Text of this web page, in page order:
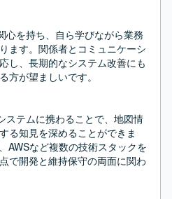
心を持ち、自ら学びながら業務
ます。関係者とコミュニケーシ
し、長期的なシステム改善にも
方が望ましいです。
ステムに携わることで、地図情
る知見を深めることができま
AWSなど複数の技術スタックを
で開発と維持保守の両面に関わ